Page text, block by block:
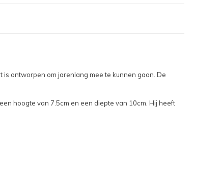
is ontworpen om jarenlang mee te kunnen gaan. De
hoogte van 7.5cm en een diepte van 10cm. Hij heeft